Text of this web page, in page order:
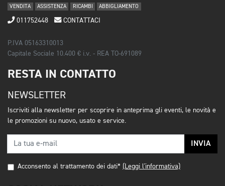
VENDITA ASSISTENZA RICAMBI ABBIGLIAMENTO
011752448 CONTATTACI
P.IVA 05163310013
Capitale Sociale 10.400 € i.v. - REA TO-691089
RESTA IN CONTATTO
NEWSLETTER
Iscriviti alla newsletter per scoprire in anteprima gli eventi, le novità e
le promozioni su nuovo, usato e service.
INVIA
Acconsento al trattamento dei dati* (Leggi l'informativa)